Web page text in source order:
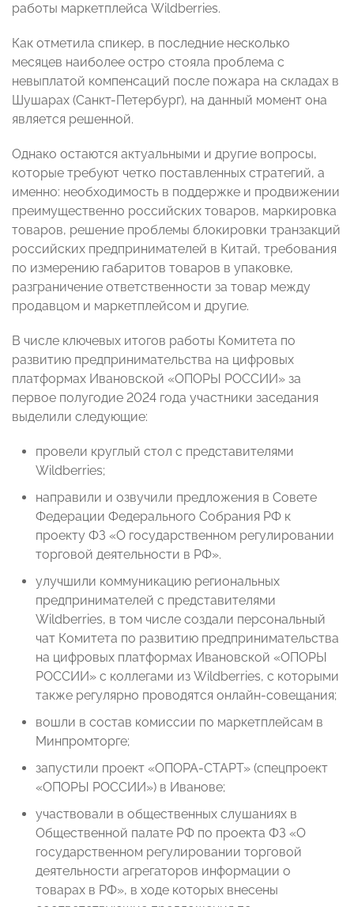
работы маркетплейса Wildberries.
Как отметила спикер, в последние несколько
месяцев наиболее остро стояла проблема с
невыплатой компенсаций после пожара на складах в
Шушарах (Санкт-Петербург), на данный момент она
является решенной.
Однако остаются актуальными и другие вопросы,
которые требуют четко поставленных стратегий, а
именно: необходимость в поддержке и продвижении
преимущественно российских товаров, маркировка
товаров, решение проблемы блокировки транзакций
российских предпринимателей в Китай, требования
по измерению габаритов товаров в упаковке,
разграничение ответственности за товар между
продавцом и маркетплейсом и другие.
В числе ключевых итогов работы Комитета по
развитию предпринимательства на цифровых
платформах Ивановской «ОПОРЫ РОССИИ» за
первое полугодие 2024 года участники заседания
выделили следующие:
провели круглый стол с представителями
Wildberries;
направили и озвучили предложения в Совете
Федерации Федерального Собрания РФ к
проекту ФЗ «О государственном регулировании
торговой деятельности в РФ».
улучшили коммуникацию региональных
предпринимателей с представителями
Wildberries, в том числе создали персональный
чат Комитета по развитию предпринимательства
на цифровых платформах Ивановской «ОПОРЫ
РОССИИ» с коллегами из Wildberries, с которыми
также регулярно проводятся онлайн-совещания;
вошли в состав комиссии по маркетплейсам в
Минпромторге;
запустили проект «ОПОРА-СТАРТ» (спецпроект
«ОПОРЫ РОССИИ») в Иванове;
участвовали в общественных слушаниях в
Общественной палате РФ по проекта ФЗ «О
государственном регулировании торговой
деятельности агрегаторов информации о
товарах в РФ», в ходе которых внесены